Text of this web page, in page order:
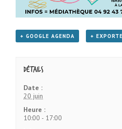
+ GOOGLE AGENDA +
Détails
Date :
20 juin
Heure :
10:00 - 17:00